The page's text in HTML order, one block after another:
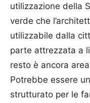
utilizzazione della
verde che
utilizzabile dalla
parte attrezzata a
resto è ancora
Potrebbe essere
strutturato per le